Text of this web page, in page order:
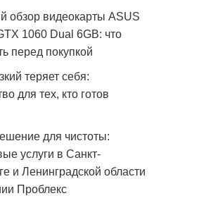
обзор видеокарты ASUS
1060 Dual 6GB: что
перед покупкой
теряет себя:
для тех, кто готов
для чистоты:
услуги в Санкт-
и Ленинградской области
Проблекс